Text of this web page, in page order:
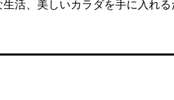
活、美しいカラダを手に入れる